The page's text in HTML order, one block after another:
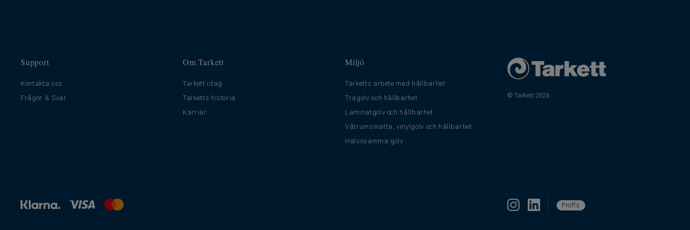
Support
Kontakta oss
Frågor & Svar
Om Tarkett
Tarkett idag
Tarketts historia
Karriär
Miljö
Tarketts arbete med hållbarhet
Trägolv och hållbarhet
Laminatgolv och hållbarhet
Våtrumsmatta, vinylgolv och hållbarhet
Hälsosamma golv
© Tarkett 2026
Proffs